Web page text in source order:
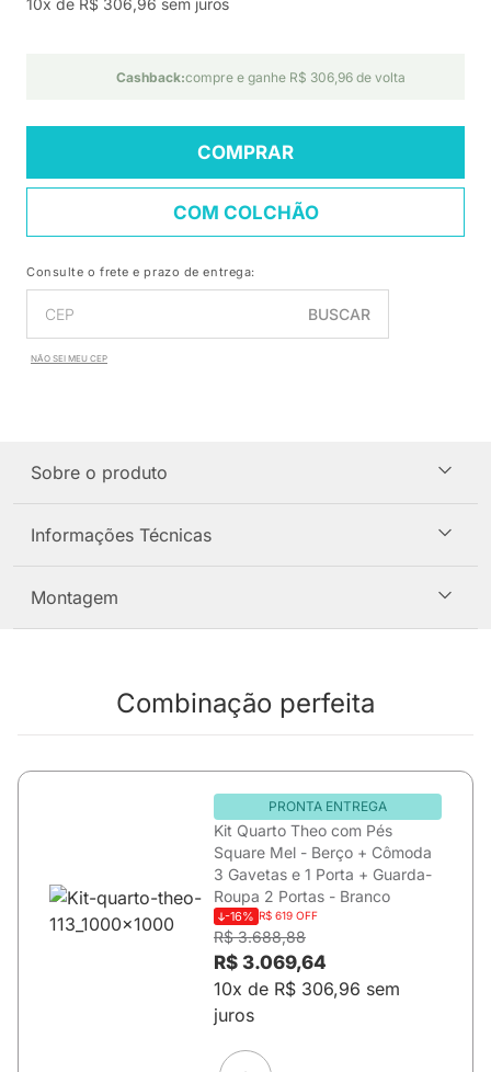
10x de R$ 306,96 sem juros
Cashback:compre e ganhe R$ 306,96 de volta
COMPRAR
COM COLCHÃO
Consulte o frete e prazo de entrega:
BUSCAR
NÃO SEI MEU CEP
Sobre o produto
Informações Técnicas
Montagem
Combinação perfeita
PRONTA ENTREGA
Kit Quarto Theo com Pés
Square Mel - Berço + Cômoda
3 Gavetas e 1 Porta + Guarda-
Roupa 2 Portas - Branco
-16% R$ 619 OFF
R$ 3.688,88
R$ 3.069,64
10x de R$ 306,96 sem
juros